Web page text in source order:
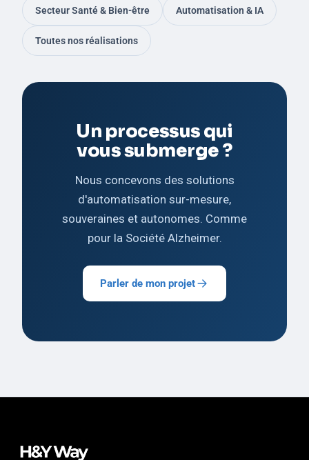
Secteur Santé & Bien-être Automatisation & IA
Toutes nos réalisations
Un processus qui
vous submerge ?
Nous concevons des solutions
d'automatisation sur-mesure,
souveraines et autonomes. Comme
pour la Société Alzheimer.
Parler de mon projet